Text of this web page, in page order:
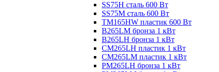
SS75H сталь 600 Вт
SS75M сталь 600 Вт
TM165HW пластик 600 Вт
B265LM бронза 1 кВт
B265LH бронза 1 кВт
CM265LH пластик 1 кВт
CM265LM пластик 1 кВт
PM265LH бронза 1 кВт